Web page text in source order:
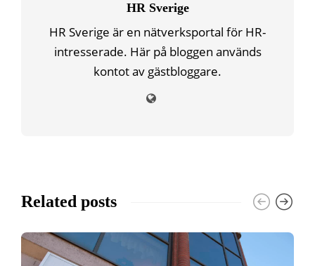
HR Sverige
HR Sverige är en nätverksportal för HR-
intresserade. Här på bloggen används
kontot av gästbloggare.
Related posts